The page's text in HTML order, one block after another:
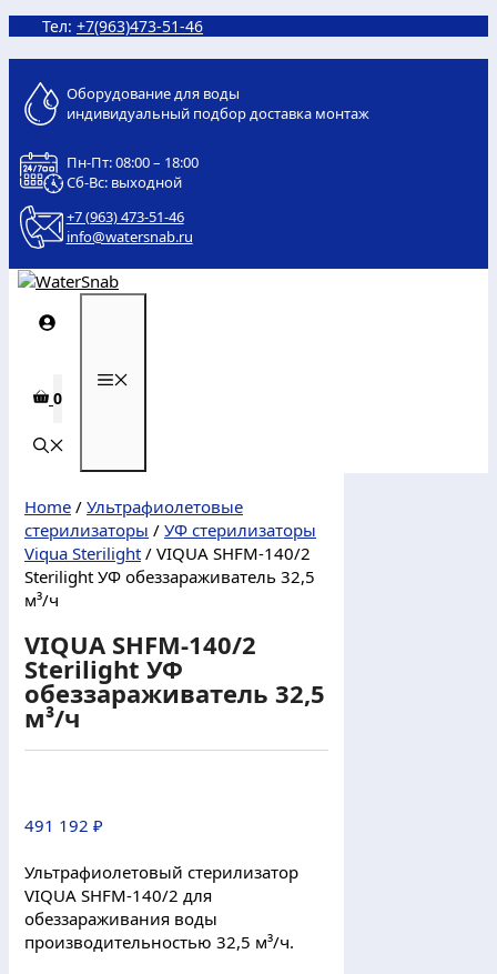
Перейти
Тел: +7(963)473-51-46
Оборудование для воды
индивидуальный подбор доставка монтаж
Пн-Пт: 08:00 – 18:00
Сб-Вс: выходной
+7 (963) 473-51-46
info@watersnab.ru
0
Home / Ультрафиолетовые
стерилизаторы / УФ стерилизаторы
Viqua Sterilight / VIQUA SHFM-140/2
Sterilight УФ обеззараживатель 32,5
м³/ч
VIQUA SHFM-140/2
Sterilight УФ
обеззараживатель 32,5
м³/ч
491 192 ₽
Ультрафиолетовый стерилизатор
VIQUA SHFM-140/2 для
обеззараживания воды
производительностью 32,5 м³/ч.